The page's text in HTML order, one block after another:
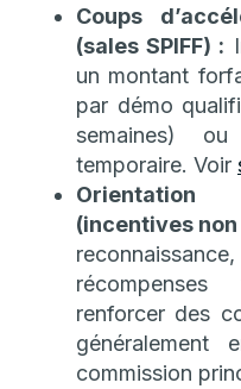
Coups
(sales SPIFF) :
un montant
par démo
semaines)
temporaire. Voir
Orientation
(incentives
renforcer des
commission